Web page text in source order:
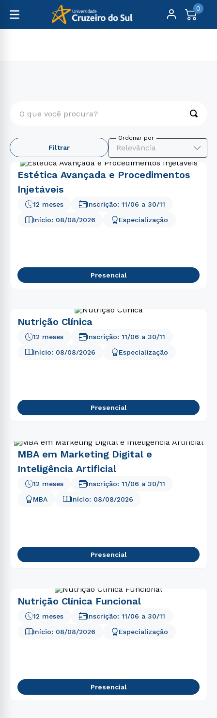
0
Filtrar Relevância
Estética Avançada e Procedimentos
Injetáveis
Início: 08/08/2026 Especialização
12 meses Inscrição: 11/06 a 30/11
Presencial
Nutrição Clínica
Início: 08/08/2026
12 meses
Especialização
Inscrição: 11/06 a 30/11
Presencial
MBA em Marketing Digital e
Inteligência Artificial
12 meses
MBA
Início: 08/08/2026
Inscrição: 11/06 a 30/11
Presencial
Nutrição Clínica Funcional
12 meses
Início: 08/08/2026 Especialização
Inscrição: 11/06 a 30/11
Presencial
TERMOS MAIS BUSCADOS
psicologia
2 º
engenharia
4º
enfermagem
º
gestão
8º
educação física